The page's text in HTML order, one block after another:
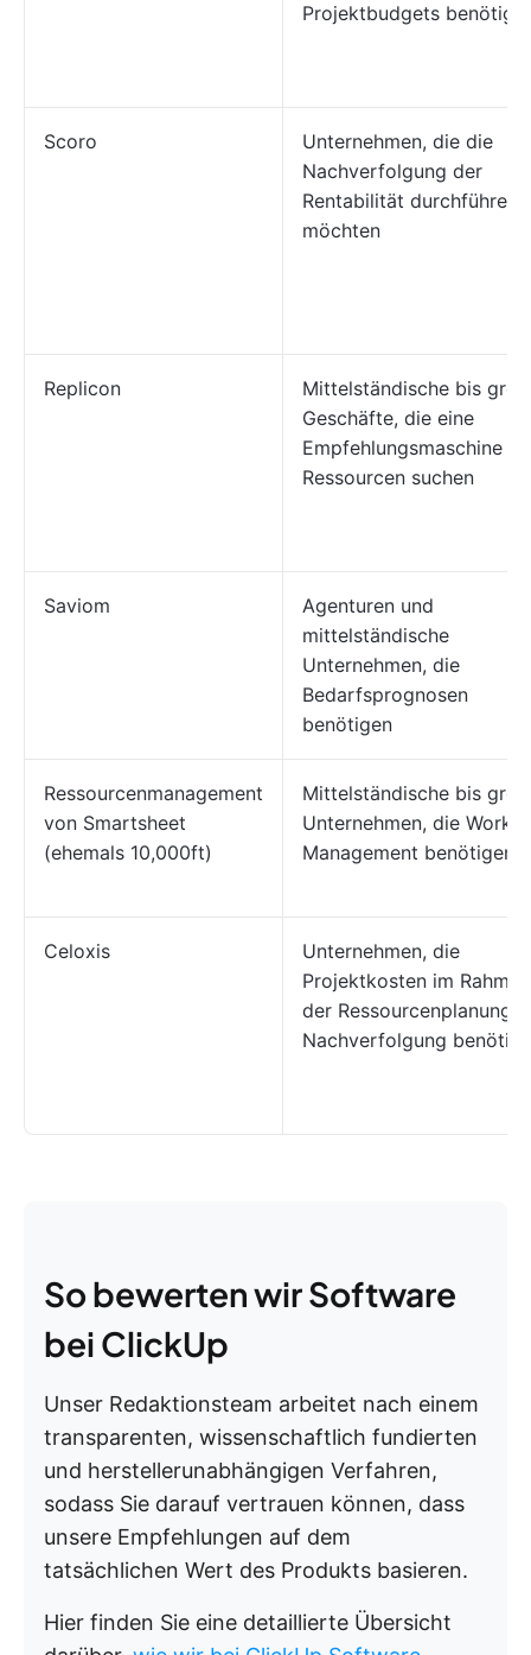
Projektbudgets
Scoro
Unternehmen, die die
Nachverfolgung der
Rentabilität durchführen
möchten
Replicon
Mittelständische bis
Geschäfte, die eine
Empfehlungsmaschine
Ressourcen suchen
Saviom
Agenturen und
mittelständische
Unternehmen, die
Bedarfsprognosen
benötigen
Ressourcenmanagement
von Smartsheet
(ehemals 10,000ft)
Mittelständische bis
Unternehmen, die
Management benötigen
Celoxis
Unternehmen, die
Projektkosten im Rahmen
der Ressourcenplanung
Nachverfolgung
So bewerten wir Software
bei ClickUp
Unser Redaktionsteam arbeitet nach einem
transparenten, wissenschaftlich fundierten
und herstellerunabhängigen Verfahren,
sodass Sie darauf vertrauen können, dass
unsere Empfehlungen auf dem
tatsächlichen Wert des Produkts basieren.
Hier finden Sie eine detaillierte Übersicht